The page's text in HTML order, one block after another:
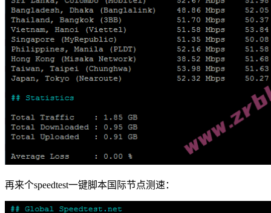
再来个speedtest一键脚本国际节点测速：